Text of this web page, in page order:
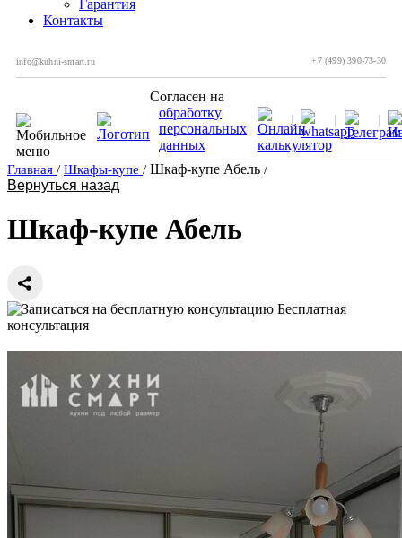
Гарантия
Контакты
info@kuhni-smart.ru +7 (499) 390-73-30
Согласен на
обработку
персональных
данных
Главная / Шкафы-купе / Шкаф-купе Абель /
Вернуться назад
Шкаф-купе Абель
Бесплатная
консультация